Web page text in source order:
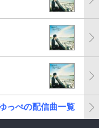
っぺの配信曲一覧